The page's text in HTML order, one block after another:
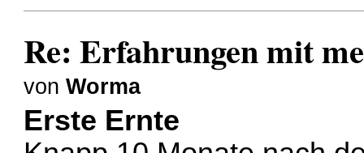
Re: Erfahrungen mit
vonWorma
Erste Ernte